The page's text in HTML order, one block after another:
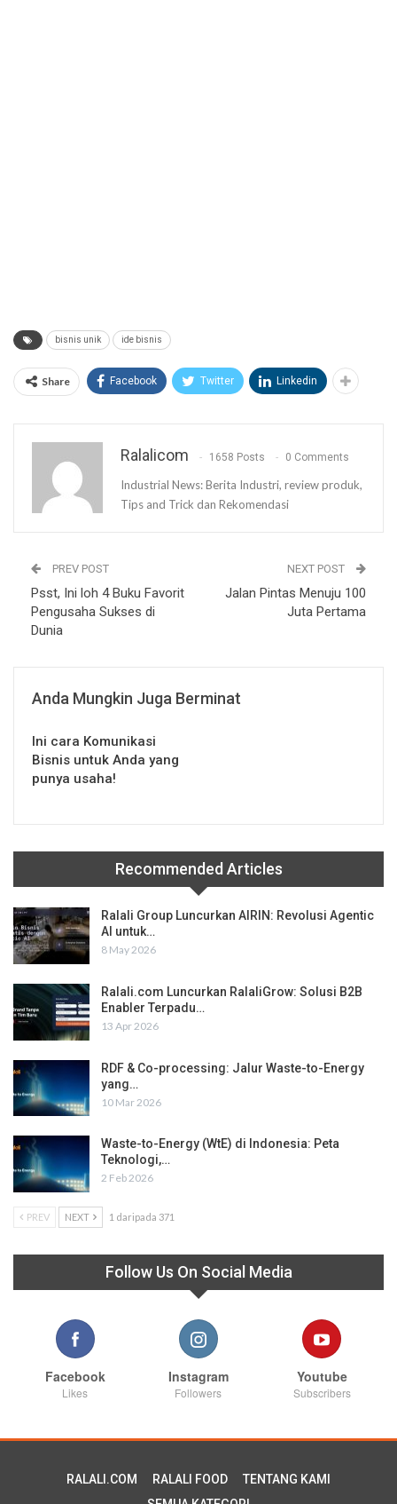
bisnis unik ide bisnis
Share Facebook Twitter Linkedin
Ralalicom 1658 Posts 0 Comments
Industrial News: Berita Industri, review produk,
Tips and Trick dan Rekomendasi
PREV POST
Psst, Ini loh 4 Buku Favorit
Pengusaha Sukses di
Dunia
NEXT POST
Jalan Pintas Menuju 100
Juta Pertama
Anda Mungkin Juga Berminat
Ini cara Komunikasi
Bisnis untuk Anda yang
punya usaha!
Recommended Articles
Ralali Group Luncurkan AIRIN: Revolusi Agentic
AI untuk…
8 May 2026
Ralali.com Luncurkan RalaliGrow: Solusi B2B
Enabler Terpadu…
13 Apr 2026
RDF & Co-processing: Jalur Waste-to-Energy
yang…
10 Mar 2026
Waste-to-Energy (WtE) di Indonesia: Peta
Teknologi,…
2 Feb 2026
PREV NEXT 1 daripada 371
Follow Us On Social Media
Facebook
Likes
Instagram
Followers
Youtube
Subscribers
RALALI.COM RALALI FOOD
TENTANG KAMI